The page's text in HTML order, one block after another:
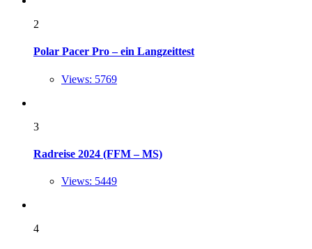
2
Polar Pacer Pro – ein Langzeittest
Views: 5769
3
Radreise 2024 (FFM – MS)
Views: 5449
4